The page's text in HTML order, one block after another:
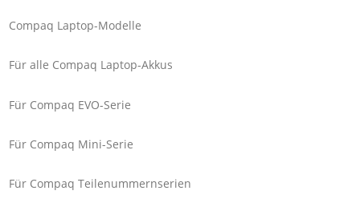
Compaq Laptop-Modelle
Für alle Compaq Laptop-Akkus
Für Compaq EVO-Serie
Für Compaq Mini-Serie
Für Compaq Teilenummernserien